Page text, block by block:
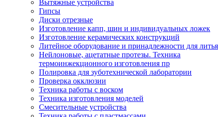
Вытяжные устройства
Гипсы
Диски отрезные
Изготовление капп, шин и индивидуальных ложек
Изготовление керамических конструкций
Литейное оборудование и принадлежности для литья
Нейлоновые, ацетатные протезы. Техника
термоинжекционного изготовления пр
Полировка для зуботехнической лаборатории
Проверка окклюзии
Техника работы с воском
Техника изготовления моделей
Смесительные устройства